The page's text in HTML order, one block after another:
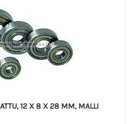
12 X 8 X 28 MM, MALLI